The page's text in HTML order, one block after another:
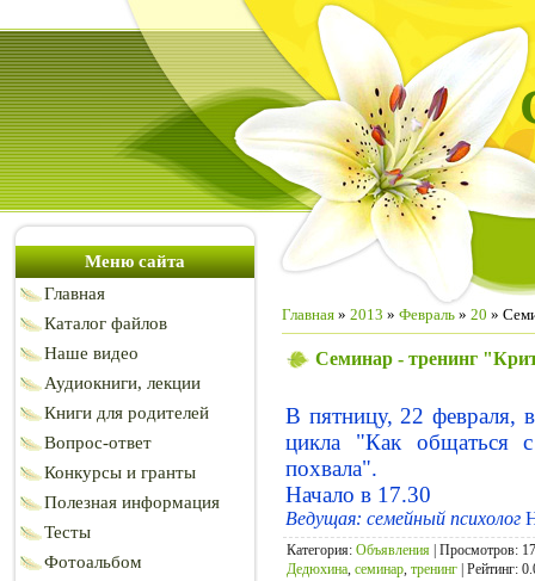
Меню сайта
Главная
Каталог файлов
Наше видео
Аудиокниги, лекции
Книги для родителей
Вопрос-ответ
Конкурсы и гранты
Полезная информация
Тесты
Фотоальбом
Главная » 2013 » Февраль » 20 »
Семинар - тренинг
В пятницу, 22 февраля,
цикла "Как общаться
похвала".
Начало в 17.30
Ведущая: семейный психолог
Категория: Объявления Просмотров:
Дедюхина, семинар, тренинг Рейтинг: